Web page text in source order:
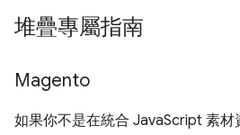
堆疊專屬指南
Magento
如果你不是在統合 JavaScript 素材